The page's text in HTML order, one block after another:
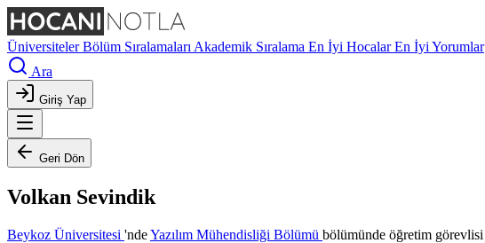
ÜniversitelerBölüm Sıralamaları Akademik Sıralama En İyi HocalarEn İyi Yorumlar
Ara
Giriş Yap
Geri Dön
Volkan Sevindik
Beykoz Üniversitesi 'ndeYazılım Mühendisliği Bölümü bölümünde öğretim görevlisi